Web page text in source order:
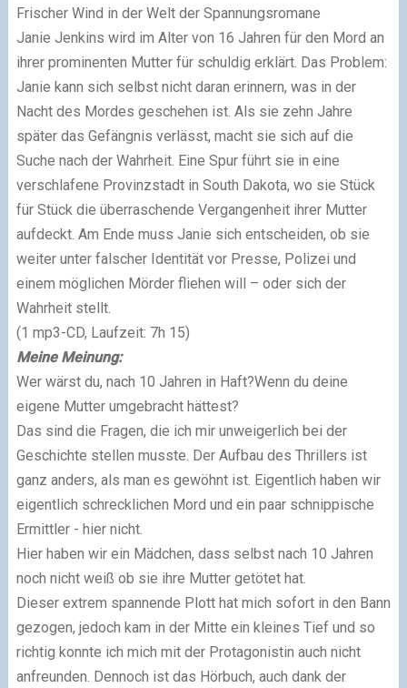
Frischer Wind in der Welt der Spannungsromane
Janie Jenkins wird im Alter von 16 Jahren für den Mord an
ihrer prominenten Mutter für schuldig erklärt. Das Problem:
Janie kann sich selbst nicht daran erinnern, was in der
Nacht des Mordes geschehen ist. Als sie zehn Jahre
später das Gefängnis verlässt, macht sie sich auf die
Suche nach der Wahrheit. Eine Spur führt sie in eine
verschlafene Provinzstadt in South Dakota, wo sie Stück
für Stück die überraschende Vergangenheit ihrer Mutter
aufdeckt. Am Ende muss Janie sich entscheiden, ob sie
weiter unter falscher Identität vor Presse, Polizei und
einem möglichen Mörder fliehen will – oder sich der
Wahrheit stellt.
(1 mp3-CD, Laufzeit: 7h 15)
Meine Meinung:
Wer wärst du, nach 10 Jahren in Haft?Wenn du deine
eigene Mutter umgebracht hättest?
Das sind die Fragen, die ich mir unweigerlich bei der
Geschichte stellen musste. Der Aufbau des Thrillers ist
ganz anders, als man es gewöhnt ist. Eigentlich haben wir
eigentlich schrecklichen Mord und ein paar schnippische
Ermittler - hier nicht.
Hier haben wir ein Mädchen, dass selbst nach 10 Jahren
noch nicht weiß ob sie ihre Mutter getötet hat.
Dieser extrem spannende Plott hat mich sofort in den Bann
gezogen, jedoch kam in der Mitte ein kleines Tief und so
richtig konnte ich mich mit der Protagonistin auch nicht
anfreunden. Dennoch ist das Hörbuch, auch dank der